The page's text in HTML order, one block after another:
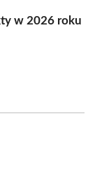
w 2026 roku